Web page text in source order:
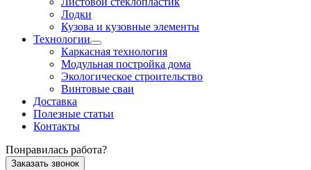
Лодки
Кузова и кузовные элементы
Технологии
Каркасная технология
Модульная постройка дома
Экологическое строительство
Винтовые сваи
Доставка
Полезные статьи
Контакты
Понравилась работа?
Заказать звонок